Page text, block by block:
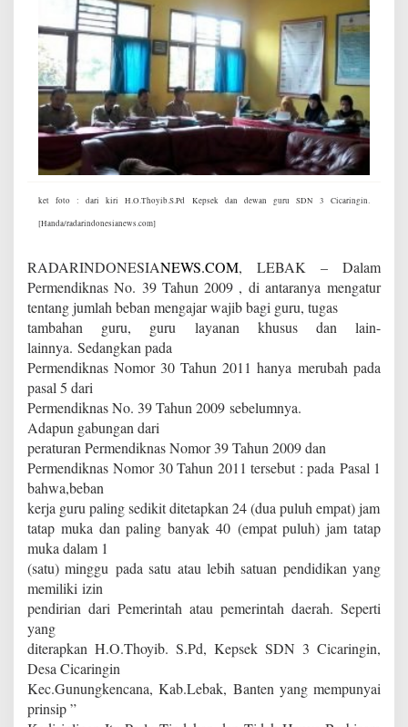
y
a
B
e
b
i
c
r
a
ket foto : dari kiri H.O.Thoyib.S.Pd Kepsek dan dewan guru SDN 3 Cicaringin.
[Handa/radarindonesianews.com]
RADARINDONESIANEWS.COM, LEBAK – Dalam
Permendiknas No. 39 Tahun 2009 , di antaranya mengatur
tentang jumlah beban mengajar wajib bagi guru, tugas
tambahan guru, guru layanan khusus dan lain-
lainnya. Sedangkan pada
Permendiknas Nomor 30 Tahun 2011 hanya merubah pada
pasal 5 dari
Permendiknas No. 39 Tahun 2009 sebelumnya.
Adapun gabungan dari
peraturan Permendiknas Nomor 39 Tahun 2009 dan
Permendiknas Nomor 30 Tahun 2011 tersebut : pada Pasal 1
bahwa,beban
kerja guru paling sedikit ditetapkan 24 (dua puluh empat) jam
tatap muka dan paling banyak 40 (empat puluh) jam tatap
muka dalam 1
(satu) minggu pada satu atau lebih satuan pendidikan yang
memiliki izin
pendirian dari Pemerintah atau pemerintah daerah. Seperti
yang
diterapkan H.O.Thoyib. S.Pd, Kepsek SDN 3 Cicaringin,
Desa Cicaringin
Kec.Gunungkencana, Kab.Lebak, Banten yang mempunyai
prinsip ”